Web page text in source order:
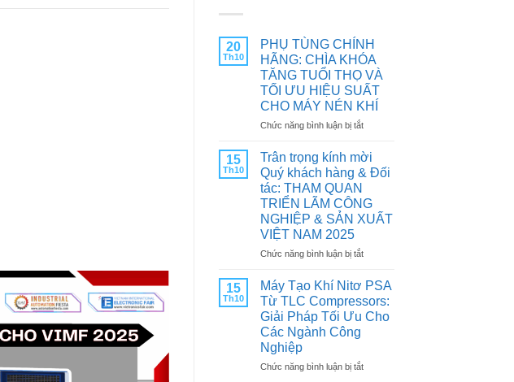
20
Th10
PHỤ TÙNG CHÍNH
HÃNG: CHÌA KHÓA
TĂNG TUỔI THỌ VÀ
TỐI ƯU HIỆU SUẤT
CHO MÁY NÉN KHÍ
Chức năng bình luận bị tắtở
TÙNG
CHÍNH
HÃNG:
KHÓA
TĂNG
ƯU
HIỆU
SUẤT
KHÍ
15
Th10
Trân trọng kính mời
Quý khách hàng & Đối
tác: THAM QUAN
TRIỂN LÃM CÔNG
NGHIỆP & SẢN XUẤT
VIỆT NAM 2025
Chức năng bình luận bị tắtở
trọng
mời
Quý
&
15
Th10
Máy Tạo Khí Nitơ PSA
Từ TLC Compressors:
Giải Pháp Tối Ưu Cho
Các Ngành Công
Nghiệp
Chức năng bình luận bị tắtở